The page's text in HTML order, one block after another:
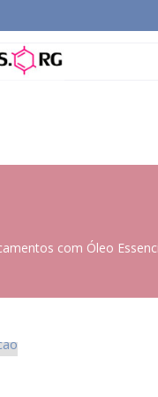
com Óleo